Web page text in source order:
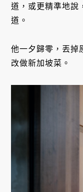
道，或更精準地說
道。
他一夕歸零，丟掉
改做新加坡菜。